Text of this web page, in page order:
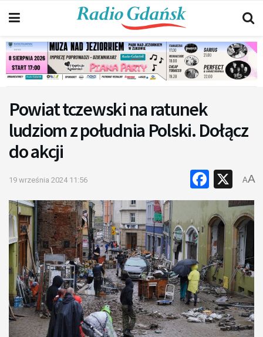
Powiat tczewski na ratunek
ludziom z południa Polski. Dołącz
do akcji
19 września 2024 11:56 X
AA